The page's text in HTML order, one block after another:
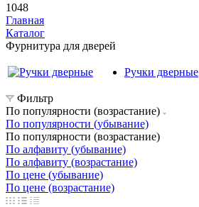
1048
Главная
Каталог
Фурнитура для дверей
Ручки дверные
Фильтр
По популярности (возрастание)
По популярности (убывание)
По популярности (возрастание)
По алфавиту (убывание)
По алфавиту (возрастание)
По цене (убывание)
По цене (возрастание)